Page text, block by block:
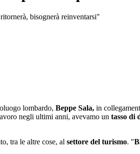
bisognerà reinventarsi"
lombardo, Beppe Sala, in
negli ultimi anni, avevamo un tasso di
tra le altre cose, al settore del turismo. "